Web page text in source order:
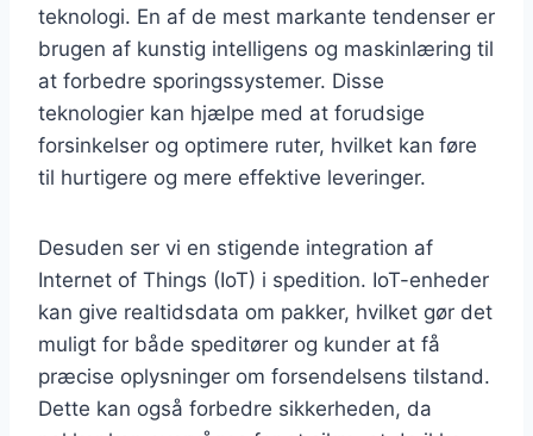
teknologi. En af de mest markante tendenser er
brugen af kunstig intelligens og maskinlæring til
at forbedre sporingssystemer. Disse
teknologier kan hjælpe med at forudsige
forsinkelser og optimere ruter, hvilket kan føre
til hurtigere og mere effektive leveringer.
Desuden ser vi en stigende integration af
Internet of Things (IoT) i spedition. IoT-enheder
kan give realtidsdata om pakker, hvilket gør det
muligt for både speditører og kunder at få
præcise oplysninger om forsendelsens tilstand.
Dette kan også forbedre sikkerheden, da